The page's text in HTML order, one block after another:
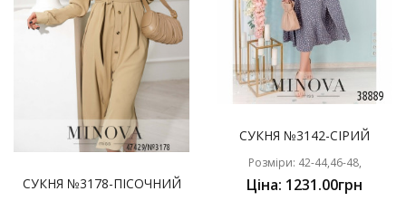
СУКНЯ №3178-ПІСОЧНИЙ
СУКНЯ №3142-СІРИЙ
Розміри: 42-44,46-48,
Ціна: 1231.00грн